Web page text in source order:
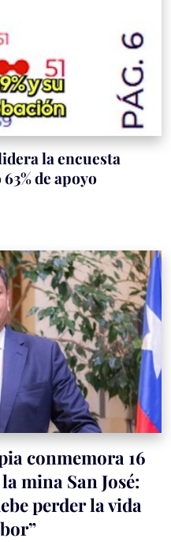
la encuesta
de apoyo
conmemora 16
mina San José:
perder la vida